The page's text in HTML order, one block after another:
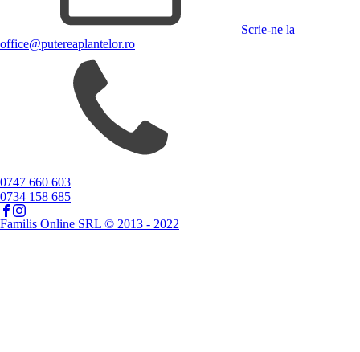
Scrie-ne la
office@putereaplantelor.ro
0747 660 603
0734 158 685
Familis Online SRL © 2013 - 2022